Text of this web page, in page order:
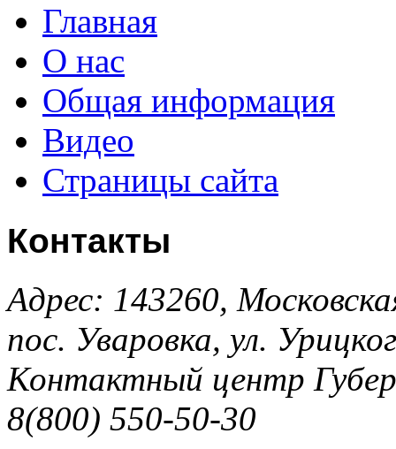
Главная
О нас
Общая информация
Видео
Страницы сайта
Контакты
Адрес: 143260,
пос. Уваровка, ул.
Контактный центр
8(800) 550-50-30